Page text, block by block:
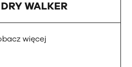
WALKER
więcej